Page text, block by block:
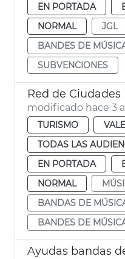
EN PORTADA
NORMAL
JGL
BANDES DE
SUBVENCIONES
Red de Ciudades
modificado hace 3
TURISMO
TODAS LAS
EN PORTADA
NORMAL
BANDAS DE
BANDES DE